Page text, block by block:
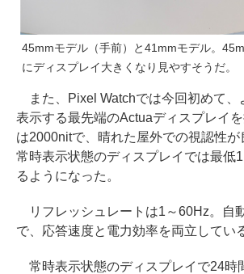
45mmモデル（手前）と41mmモデル。
にディスプレイ大きくなり見やすそうだ。
また、Pixel Watchでは今回初めて、
表示する最先端のActuaディスプレイ
は2000nitで、晴れた屋外での視認性が
常時表示状態のディスプレイでは最低
るようになった。
リフレッシュレートは1～60Hz。自
で、応答速度と電力効率を両立してい
常時表示状態のディスプレイで24時